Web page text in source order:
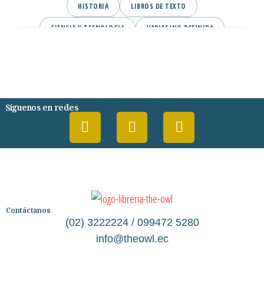
HISTORIA LIBROS DE TEXTO
CIENCIA Y TECNOLOGIA VARIAS/NO DEFINIDA
Síguenos en redes
Contáctanos
(02) 3222224 / 099472 5280
info@theowl.ec